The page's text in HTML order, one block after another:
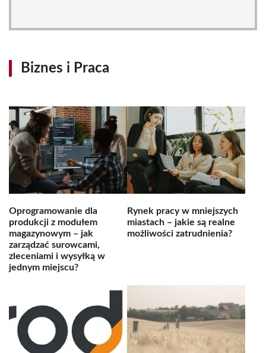
Biznes i Praca
Oprogramowanie dla
produkcji z modułem
magazynowym – jak
zarządzać surowcami,
zleceniami i wysyłką w
jednym miejscu?
Rynek pracy w mniejszych
miastach – jakie są realne
możliwości zatrudnienia?